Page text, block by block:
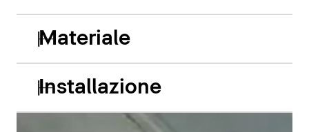
Materiale
Installazione